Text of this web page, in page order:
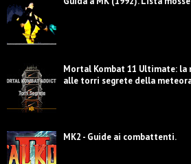
Mortal Kombat 11 Ultimate: la
alle torri segrete della
MK2 - Guide ai combattenti.